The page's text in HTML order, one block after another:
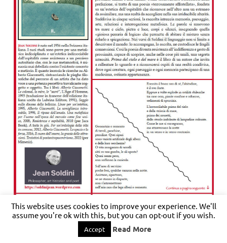
This website uses cookies to improve your experience. We'll
assume you're ok with this, but you can opt-out if you wish.
Accept Read More